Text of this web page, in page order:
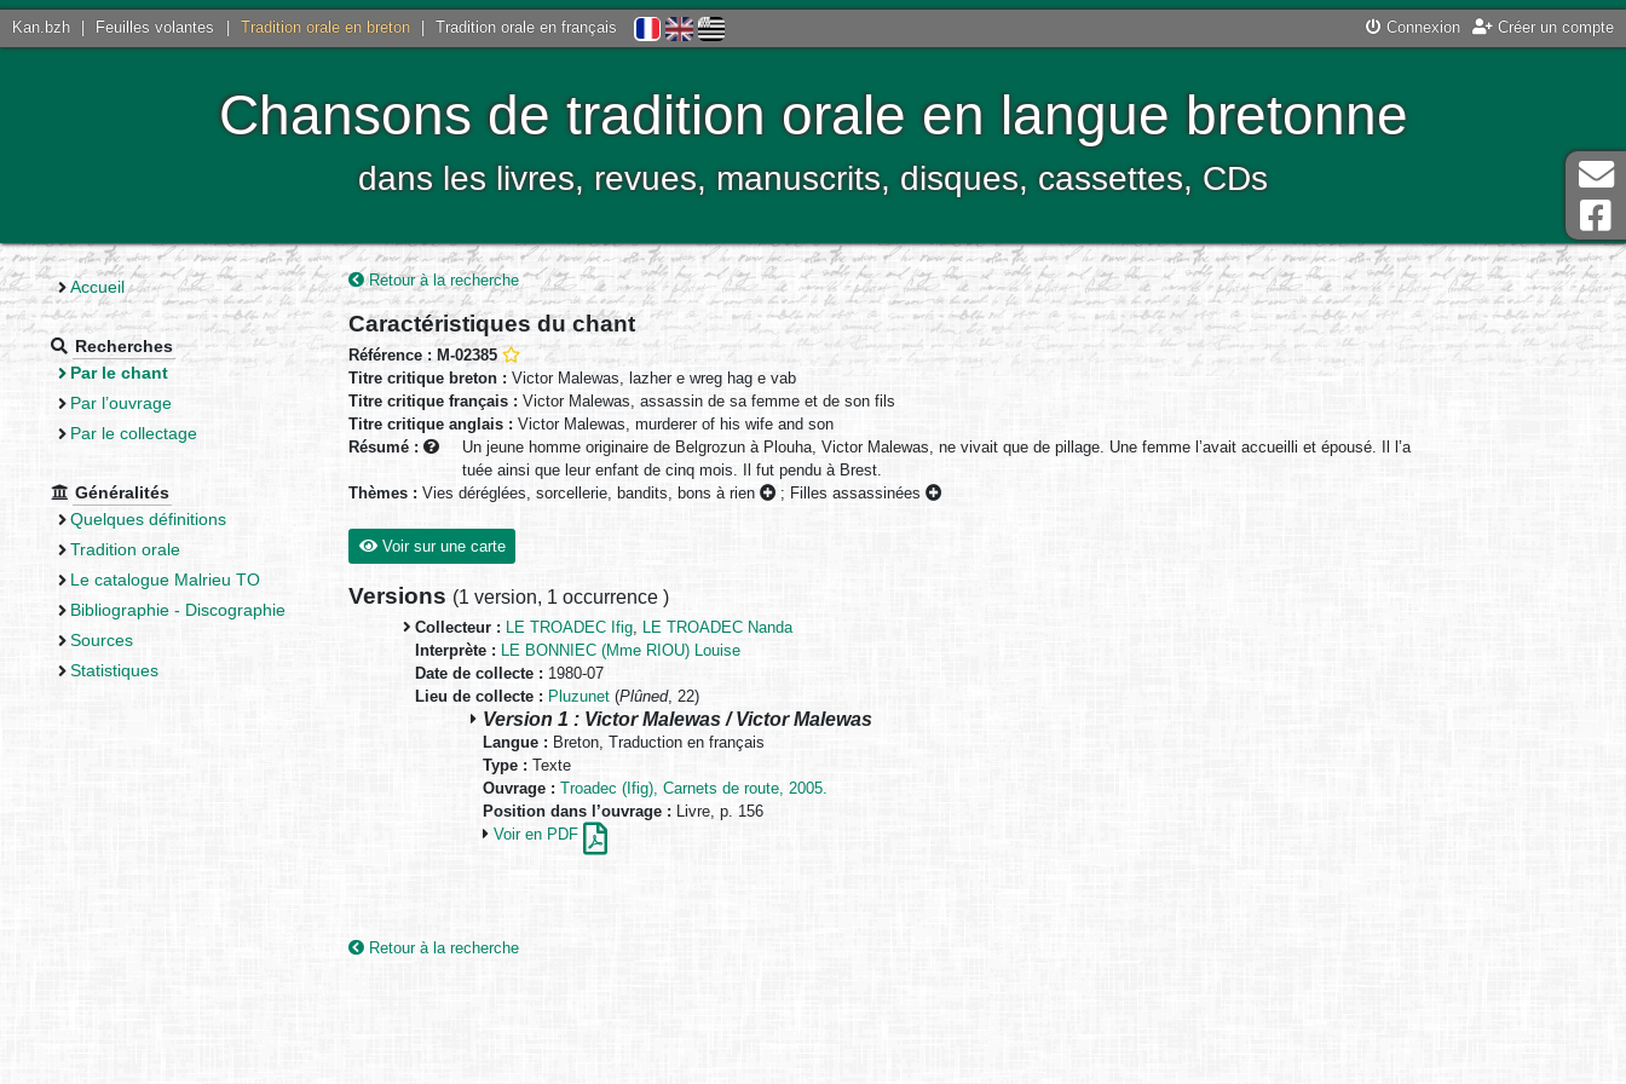
Kan.bzh Feuilles volantes Tradition orale en breton Tradition orale en français Connexion Créer un compte
Chansons de tradition orale en langue bretonne
dans les livres, revues, manuscrits, disques, cassettes, CDs
Accueil
Recherches
Par le chant
Par l’ouvrage
Par le collectage
Généralités
Quelques définitions
Tradition orale
Le catalogue Malrieu TO
Bibliographie - Discographie
Sources
Statistiques
Retour à la recherche
Caractéristiques du chant
Référence : M-02385
Titre critique breton : Victor Malewas, lazher e wreg hag e vab
Titre critique français : Victor Malewas, assassin de sa femme et de son fils
Titre critique anglais : Victor Malewas, murderer of his wife and son
Résumé :
Un jeune homme originaire de Belgrozun à Plouha, Victor Malewas, ne vivait que de pillage. Une femme l’avait accueilli et épousé. Il l’a
tuée ainsi que leur enfant de cinq mois. Il fut pendu à Brest.
Thèmes : Vies déréglées, sorcellerie, bandits, bons à rien ; Filles assassinées
Voir sur une carte
Versions (1 version, 1 occurrence )
Collecteur : LE TROADEC Ifig, LE TROADEC Nanda
Interprète : LE BONNIEC (Mme RIOU) Louise
Date de collecte : 1980-07
Lieu de collecte : Pluzunet (Plûned, 22)
Version 1 : Victor Malewas / Victor Malewas
Langue : Breton, Traduction en français
Type : Texte
Ouvrage : Troadec (Ifig), Carnets de route, 2005.
Position dans l’ouvrage : Livre, p. 156
Voir en PDF
Retour à la recherche